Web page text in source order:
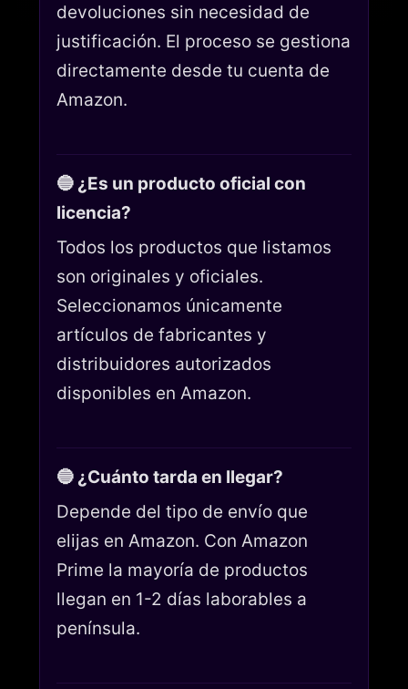
devoluciones sin necesidad de
justificación. El proceso se gestiona
directamente desde tu cuenta de
Amazon.
🔵 ¿Es un producto oficial con
licencia?
Todos los productos que listamos
son originales y oficiales.
Seleccionamos únicamente
artículos de fabricantes y
distribuidores autorizados
disponibles en Amazon.
🔵 ¿Cuánto tarda en llegar?
Depende del tipo de envío que
elijas en Amazon. Con Amazon
Prime la mayoría de productos
llegan en 1-2 días laborables a
península.